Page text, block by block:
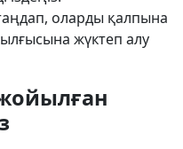
оларды қалпына
жүктеп алу